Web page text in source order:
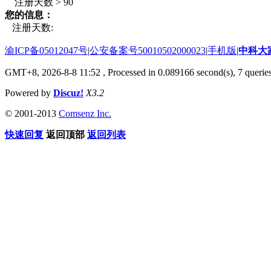
您的信息：
注册天数:
渝ICP备05012047号|公安备案号50010502000023|手机版|中科大
GMT+8, 2026-8-8 11:52 , Processed in 0.089166 second(s), 7
Powered by Discuz! X3.2
© 2001-2013 Comsenz Inc.
快速回复 返回顶部 返回列表